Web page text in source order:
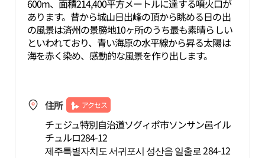
600m、面積214,400平方メートルに達する噴火口が
あります。昔から城山日出峰の頂から眺める日の出
の風景は済州の景勝地10ヶ所のうち最も素晴らしい
といわれており、青い海原の水平線から昇る太陽は
海を赤く染め、感動的な風景を作り出します。
住所 アクセス
チェジュ特別自治道ソグィポ市ソンサン邑イル
チュルロ284-12
제주특별자치도 서귀포시 성산읍 일출로 284-12